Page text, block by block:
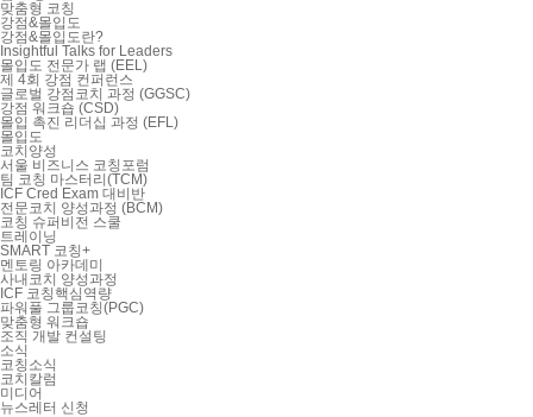
맞춤형 코칭
강점&몰입도
강점&몰입도란?
Insightful Talks for Leaders
몰입도 전문가 랩 (EEL)
제 4회 강점 컨퍼런스
글로벌 강점코치 과정 (GGSC)
강점 워크숍 (CSD)
몰입 촉진 리더십 과정 (EFL)
몰입도
코치양성
서울 비즈니스 코칭포럼
팀 코칭 마스터리(TCM)
ICF Cred Exam 대비반
전문코치 양성과정 (BCM)
코칭 슈퍼비전 스쿨
트레이닝
SMART 코칭+
멘토링 아카데미
사내코치 양성과정
ICF 코칭핵심역량
파워풀 그룹코칭(PGC)
맞춤형 워크숍
조직 개발 컨설팅
소식
코칭소식
코치칼럼
미디어
뉴스레터 신청